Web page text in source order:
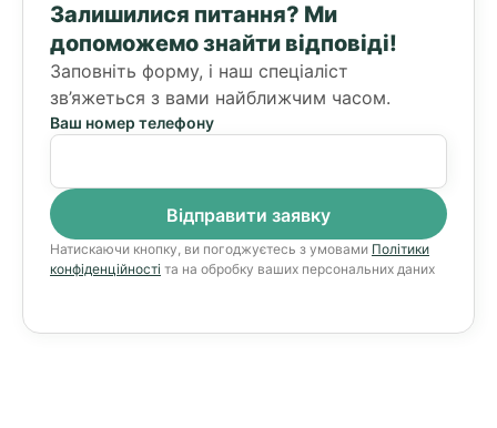
Залишилися питання? Ми
допоможемо знайти відповіді!
Заповніть форму, і наш спеціаліст
зв’яжеться з вами найближчим часом.
Ваш номер телефону
Натискаючи кнопку, ви погоджуєтесь з умовами Політики
конфіденційності та на обробку ваших персональних даних